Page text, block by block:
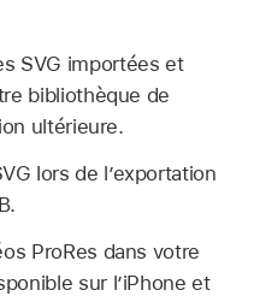
SVG importées et
bibliothèque de
ultérieure.
lors de l’exportation
ProRes dans votre
sur l’iPhone et